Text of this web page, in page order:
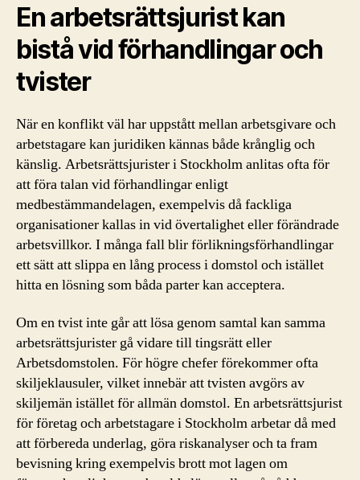
En arbetsrättsjurist kan
bistå vid förhandlingar och
tvister
När en konflikt väl har uppstått mellan arbetsgivare och
arbetstagare kan juridiken kännas både krånglig och
känslig. Arbetsrättsjurister i Stockholm anlitas ofta för
att föra talan vid förhandlingar enligt
medbestämmandelagen, exempelvis då fackliga
organisationer kallas in vid övertalighet eller förändrade
arbetsvillkor. I många fall blir förlikningsförhandlingar
ett sätt att slippa en lång process i domstol och istället
hitta en lösning som båda parter kan acceptera.
Om en tvist inte går att lösa genom samtal kan samma
arbetsrättsjurister gå vidare till tingsrätt eller
Arbetsdomstolen. För högre chefer förekommer ofta
skiljeklausuler, vilket innebär att tvisten avgörs av
skiljemän istället för allmän domstol. En arbetsrättsjurist
för företag och arbetstagare i Stockholm arbetar då med
att förbereda underlag, göra riskanalyser och ta fram
bevisning kring exempelvis brott mot lagen om